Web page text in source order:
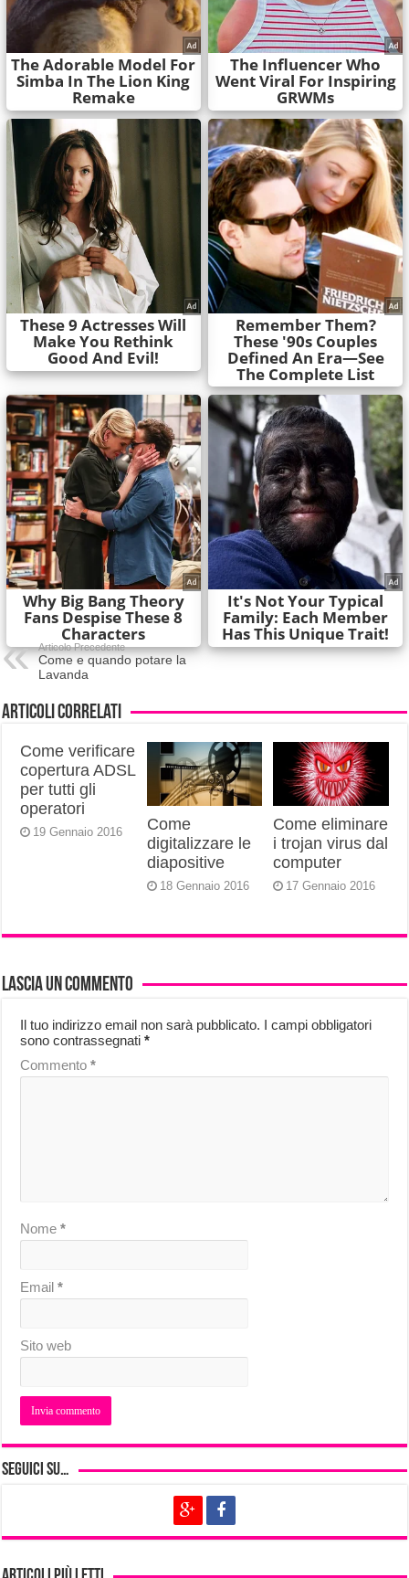
Articolo Precedente
Come e quando potare la
Lavanda
Articoli correlati
Come verificare
copertura ADSL
per tutti gli
operatori
19 Gennaio 2016
Come
digitalizzare le
diapositive
18 Gennaio 2016
Come eliminare
i trojan virus dal
computer
17 Gennaio 2016
Lascia un commento
Il tuo indirizzo email non sarà pubblicato. I campi obbligatori
sono contrassegnati*
Commento*
Nome*
Email*
Sito web
Seguici su…